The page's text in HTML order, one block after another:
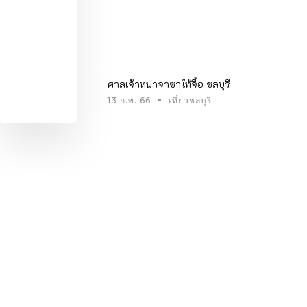
ศาลเจ้าหน่าจาซาไท้จื้อ ชลบุรี
13 ก.พ. 66 เที่ยวชลบุรี